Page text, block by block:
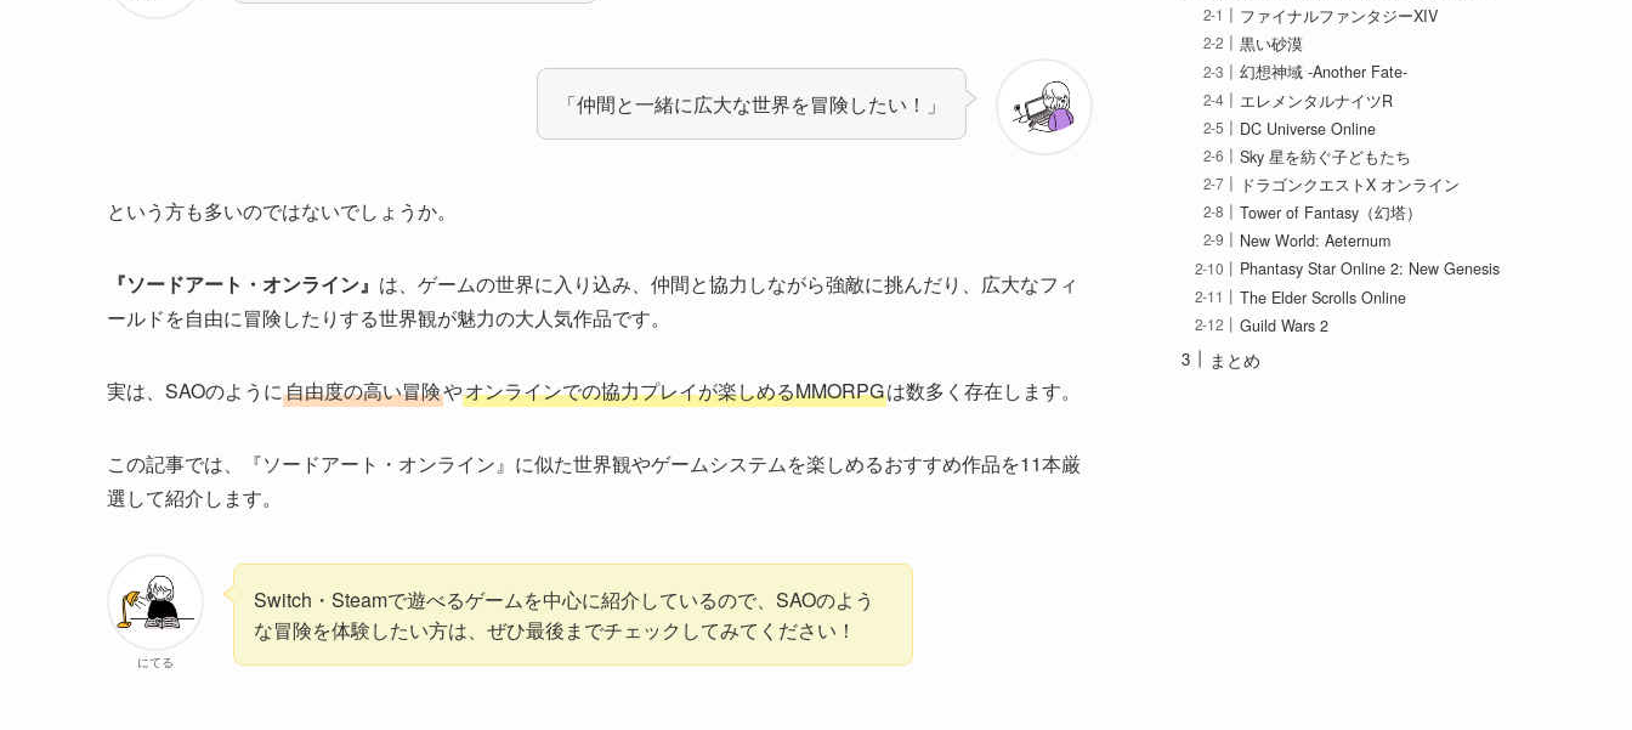
「仲間と一緒に広大な世界を冒険したい！」
という方も多いのではないでしょうか。
『ソードアート・オンライン』 は、ゲームの世界に入り込み、仲間と協力しながら強敵に挑んだり、広大なフィ
ールドを自由に冒険したりする世界観が魅力の大人気作品です。
実は、SAOのように自由度の高い冒険やオンラインでの協力プレイが楽しめるMMORPGは数多く存在します。
この記事では、『ソードアート・オンライン』に似た世界観やゲームシステムを楽しめるおすすめ作品を11本厳
選して紹介します。
にてる
Switch・Steamで遊べるゲームを中心に紹介しているので、SAOのよう
な冒険を体験したい方は、ぜひ最後までチェックしてみてください！
ファイナルファンタジーXIV
黒い砂漠
幻想神域 -Another Fate-
エレメンタルナイツR
DC Universe Online
Sky 星を紡ぐ子どもたち
ドラゴンクエストX オンライン
Tower of Fantasy（幻塔）
New World: Aeternum
Phantasy Star Online 2: New Genesis
The Elder Scrolls Online
Guild Wars 2
まとめ